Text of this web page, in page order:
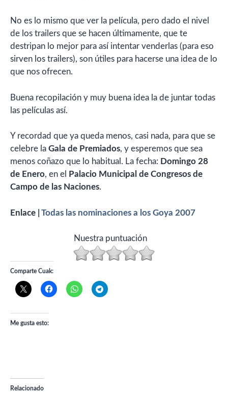
No es lo mismo que ver la película, pero dado el nivel
de los trailers que se hacen últimamente, que te
destripan lo mejor para así intentar venderlas (para eso
sirven los trailers), son útiles para hacerse una idea de lo
que nos ofrecen.
Buena recopilación y muy buena idea la de juntar todas
las películas así.
Y recordad que ya queda menos, casi nada, para que se
celebre la Gala de Premiados, y esperemos que sea
menos coñazo que lo habitual. La fecha: Domingo 28
de Enero, en el
Palacio Municipal de Congresos de
Campo de las Naciones.
Enlace | Todas las nominaciones a los Goya 2007
Nuestra puntuación
Comparte Cuak:
Me gusta esto:
Relacionado